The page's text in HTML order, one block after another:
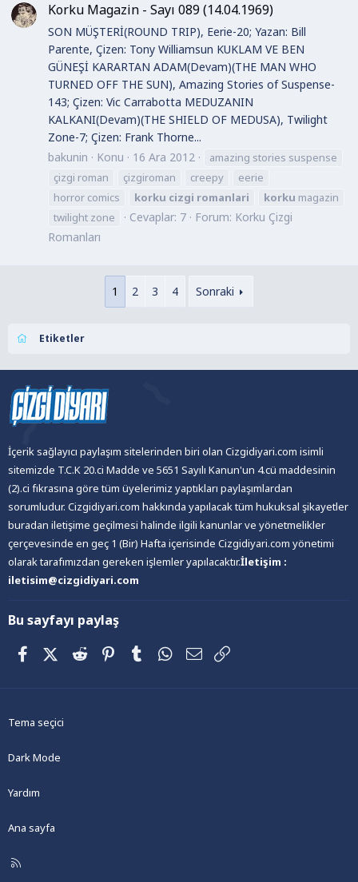
Korku Magazin - Sayı 089 (14.04.1969)
SON MÜŞTERİ(ROUND TRIP), Eerie-20; Yazan: Bill
Parente, Çizen: Tony Williamsun KUKLAM VE BEN
GÜNEŞİ KARARTAN ADAM(Devam)(THE MAN WHO
TURNED OFF THE SUN), Amazing Stories of Suspense-
143; Çizen: Vic Carrabotta MEDUZANIN
KALKANI(Devam)(THE SHIELD OF MEDUSA), Twilight
Zone-7; Çizen: Frank Thorne...
bakunin
Konu 16 Ara 2012
amazing stories suspense
çizgi roman
çizgiroman creepy
eerie
horror comics
korku cizgi romanlari korku magazin
twilight zone
Cevaplar: 7 Forum: Korku Çizgi
Romanları
1 2 3 4 Sonraki
Etiketler
İçerik sağlayıcı paylaşım sitelerinden biri olan Cizgidiyari.com isimli
sitemizde T.C.K 20.ci Madde ve 5651 Sayılı Kanun'un 4.cü maddesinin
(2).ci fıkrasına göre tüm üyelerimiz yaptıkları paylaşımlardan
sorumludur. Cizgidiyari.com hakkında yapılacak tüm hukuksal şikayetler
buradan iletişime geçilmesi halinde ilgili kanunlar ve yönetmelikler
çerçevesinde en geç 1 (Bir) Hafta içerisinde Cizgidiyari.com yönetimi
olarak tarafımızdan gereken işlemler yapılacaktır.İletişim :
iletisim@cizgidiyari.com
Bu sayfayı paylaş
FacebookX (Twitter)
Reddit PinterestTumblrWhatsApp
E-posta
Tema seçici
Dark Mode
Yardım
Ana sayfa
R